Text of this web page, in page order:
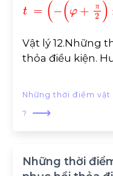
t φ+ 2 c
Vật lý 12.Những
thỏa điều kiện.
Những thời điểm
? ⟶
Những thời